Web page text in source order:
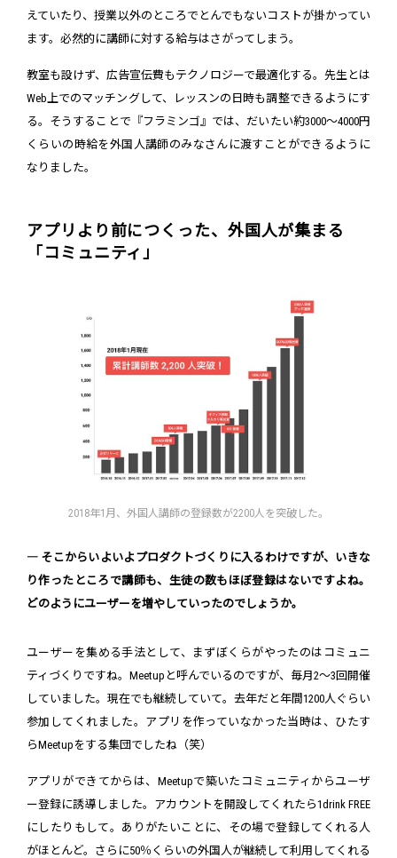
えていたり、授業以外のところでとんでもないコストが掛かってい
ます。必然的に講師に対する給与はさがってしまう。
教室も設けず、広告宣伝費もテクノロジーで最適化する。先生とは
Web上でのマッチングして、レッスンの日時も調整できるようにす
る。そうすることで『フラミンゴ』では、だいたい約3000～4000円
くらいの時給を外国人講師のみなさんに渡すことができるように
なりました。
アプリより前につくった、外国人が集まる
「コミュニティ」
2018年1月、外国人講師の登録数が2200人を突破した。
― そこからいよいよプロダクトづくりに入るわけですが、いきな
り作ったところで講師も、生徒の数もほぼ登録はないですよね。
どのようにユーザーを増やしていったのでしょうか。
ユーザーを集める手法として、まずぼくらがやったのはコミュニ
ティづくりですね。Meetupと呼んでいるのですが、毎月2～3回開催
していました。現在でも継続していて。去年だと年間1200人ぐらい
参加してくれました。アプリを作っていなかった当時は、ひたす
らMeetupをする集団でしたね（笑）
アプリができてからは、Meetupで築いたコミュニティからユーザ
ー登録に誘導しました。アカウントを開設してくれたら1drink FREE
にしたりもして。ありがたいことに、その場で登録してくれる人
がほとんど。さらに50％くらいの外国人が継続して利用してくれる